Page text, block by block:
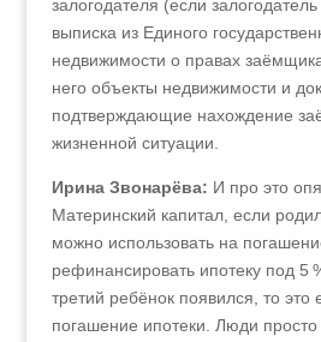
залогодателя (если залогодатель
выписка из Единого
недвижимости о правах
него объекты недвижимости и
подтверждающие нахождение
жизненной ситуации.
Ирина Звонарёва: И про это
Материнский капитал, если
можно использовать на
рефинансировать ипотеку под 5
третий ребёнок появился, то
погашение ипотеки. Люди просто